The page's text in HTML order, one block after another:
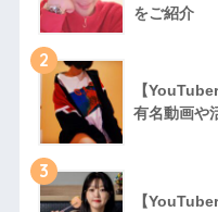
をご紹介
2
【
有名動画や
3
【